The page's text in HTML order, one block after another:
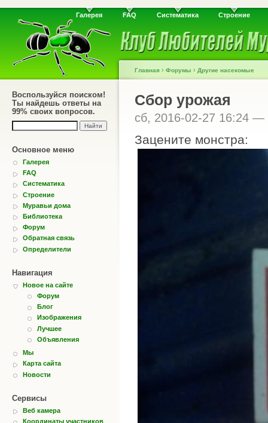
Галерея FAQ Систематика Строение
Воспользуйся поиском!
Ты найдешь ответы на
99% своих вопросов.
Основное меню
Галерея
FAQ
Систематика
Строение
Муравьи дома
Библиотека
Форум
Обратная связь
Определители
Навигация
Новое на сайте
Форум
Блог
Изображения
Лучшее
Объявления
Мы
Карта сайта
Новости
Сервисы
Веб камера
Координаты участников
Главная › Форумы › Другие насекомые
Сбор урожая
сб, 2016-02-27 16:24 —
Зацените монстра: